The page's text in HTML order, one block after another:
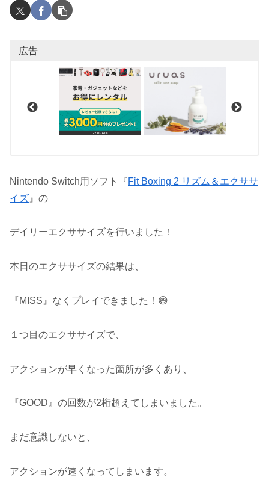
広告
Nintendo Switch用ソフト『Fit Boxing 2 リズム＆エクササ
イズ 』の
デイリーエクササイズを行いました！
本日のエクササイズの結果は、
『MISS』なくプレイできました！😄
１つ目のエクササイズで、
アクションが早くなった箇所が多くあり、
『GOOD』の回数が2桁超えてしまいました。
まだ意識しないと、
アクションが速くなってしまいます。